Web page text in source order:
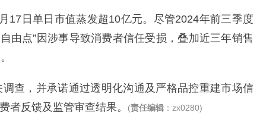
17日单日市值蒸发超10亿元。尽管2024年前三季度
由点”因涉事导致消费者信任受损，叠加近三年销售
查，并承诺通过透明化沟通及严格品控重建市场信
者反馈及监管审查结果。
(责任编辑 ：zx0280)